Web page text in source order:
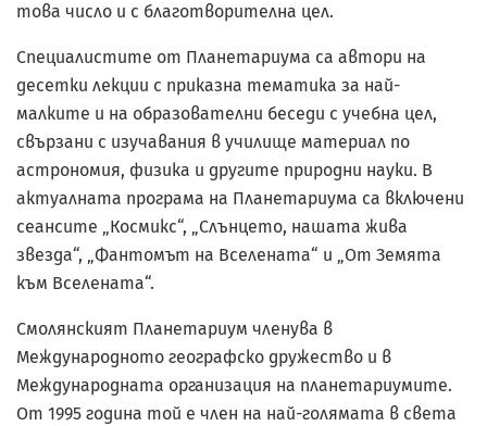
това число и с благотворителна цел.
Специалистите от Планетариума са автори на
десетки лекции с приказна тематика за най-
малките и на образователни беседи с учебна цел,
свързани с изучавания в училище материал по
астрономия, физика и другите природни науки. В
актуалната програма на Планетариума са включени
сеансите „Космикс“, „Слънцето, нашата жива
звезда“, „Фантомът на Вселената“ и „От Земята
към Вселената“.
Смолянският Планетариум членува в
Международното географско дружество и в
Международната организация на планетариумите.
От 1995 година той е член на най-голямата в света